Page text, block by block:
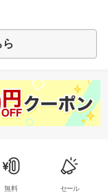
無料 セール